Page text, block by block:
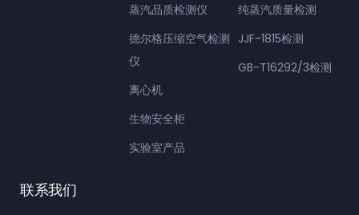
蒸汽品质检测仪
德尔格压缩空气检测
仪
离心机
生物安全柜
实验室产品
纯蒸汽质量检测
JJF-1815检测
GB-T16292/3检测
联系我们